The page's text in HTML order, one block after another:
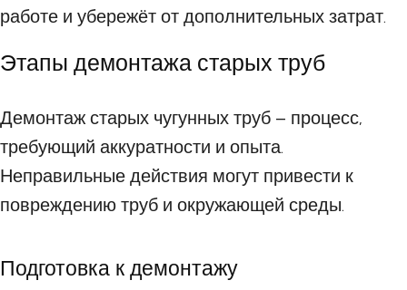
работе и убережёт от дополнительных затрат.
Этапы демонтажа старых труб
Демонтаж старых чугунных труб – процесс,
требующий аккуратности и опыта.
Неправильные действия могут привести к
повреждению труб и окружающей среды.
Подготовка к демонтажу